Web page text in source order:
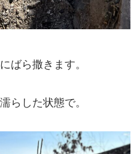
ばら撒きます。
らした状態で。